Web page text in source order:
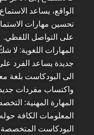
الواقع، يساعد
تحسين مهارات
على التواصل اللفظي.
المهارات اللغوية: لا
جديدة يساعد الفرد
الى البودكاست بلغة
واكتساب مفردات
المهارة المهنية:
المعلومات الكافة
البودكاست